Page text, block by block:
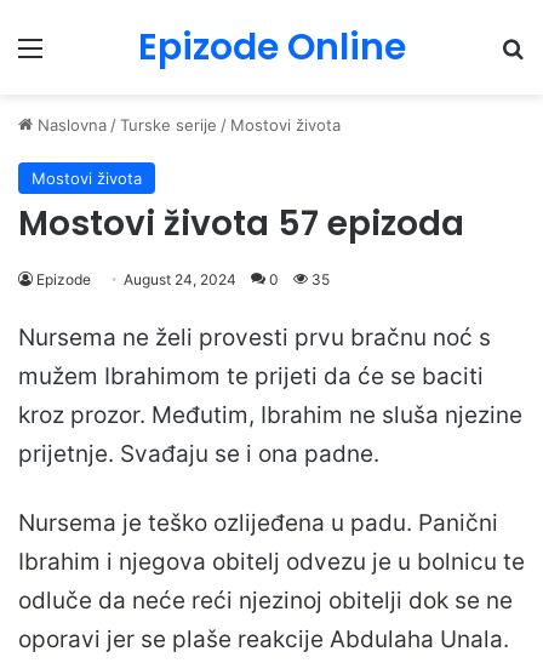
Menu Epizode Online
Naslovna /Turske serije / Mostovi života
Mostovi života
Mostovi života 57 epizoda
Epizode August 24, 2024 0 35
Nursema ne želi provesti prvu bračnu noć s
mužem Ibrahimom te prijeti da će se baciti
kroz prozor. Međutim, Ibrahim ne sluša njezine
prijetnje. Svađaju se i ona padne.
Nursema je teško ozlijeđena u padu. Panični
Ibrahim i njegova obitelj odvezu je u bolnicu te
odluče da neće reći njezinoj obitelji dok se ne
oporavi jer se plaše reakcije Abdulaha Unala.